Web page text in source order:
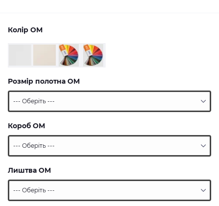
Колір ОМ
Розмір полотна ОМ
Короб ОМ
Лиштва ОМ